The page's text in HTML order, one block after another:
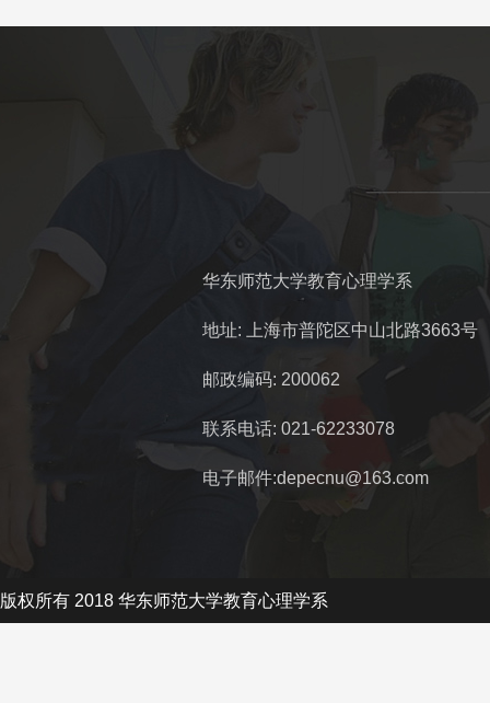
华东师范大学教育心理学系
地址: 上海市普陀区中山北路3663号
邮政编码: 200062
联系电话: 021-62233078
电子邮件:depecnu@163.com
版权所有 2018 华东师范大学教育心理学系